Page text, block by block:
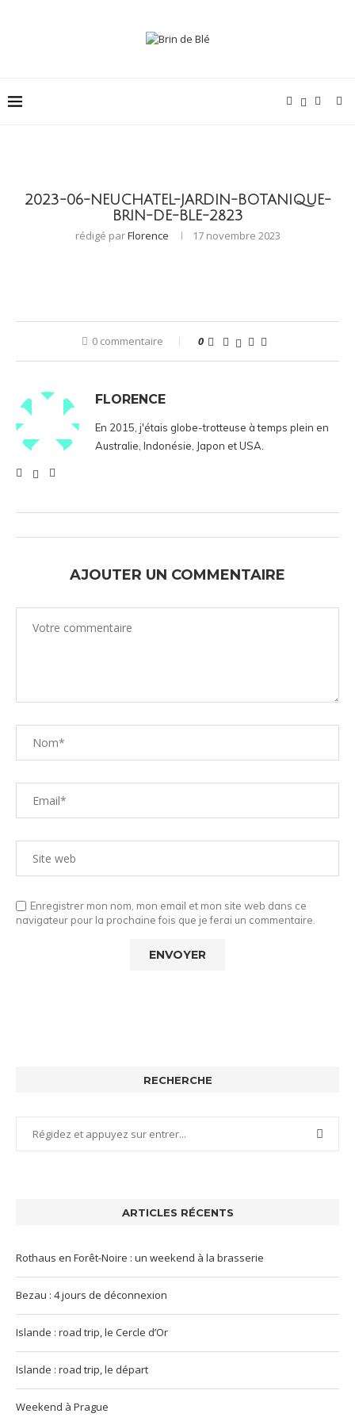
2023-06-NEUCHATEL-JARDIN-BOTANIQUE-
BRIN-DE-BLE-2823
rédigé parFlorence 17 novembre 2023
0 commentaire 0
FLORENCE
En 2015, j'étais globe-trotteuse à temps plein en
Australie, Indonésie, Japon et USA.
AJOUTER UN COMMENTAIRE
Enregistrer mon nom, mon email et mon site web dans ce
navigateur pour la prochaine fois que je ferai un commentaire.
RECHERCHE
ARTICLES RÉCENTS
Rothaus en Forêt-Noire : un weekend à la brasserie
Bezau : 4 jours de déconnexion
Islande : road trip, le Cercle d’Or
Islande : road trip, le départ
Weekend à Prague